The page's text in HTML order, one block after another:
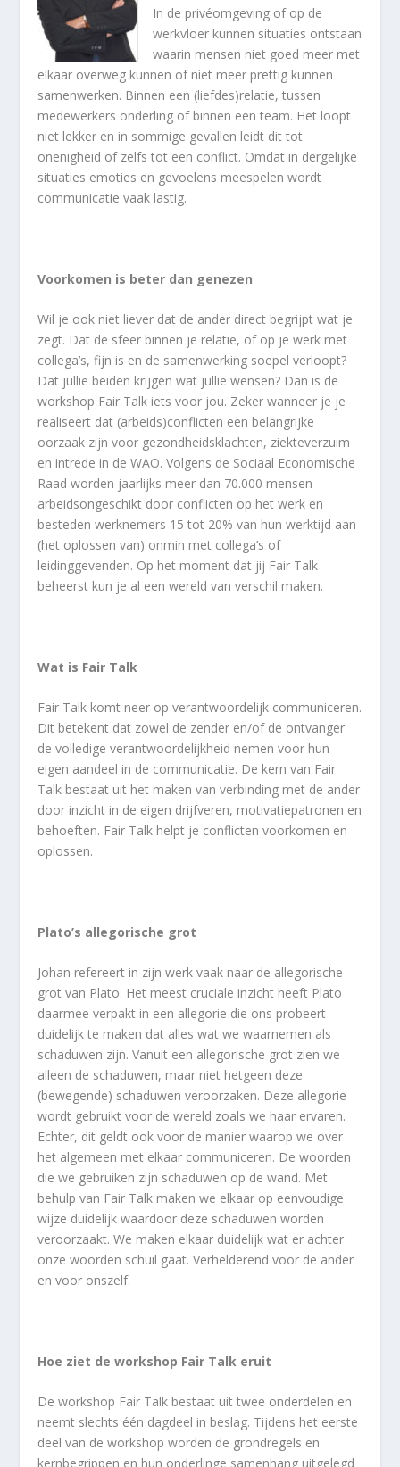
In de privéomgeving of op de
werkvloer kunnen situaties ontstaan
waarin mensen niet goed meer met
elkaar overweg kunnen of niet meer prettig kunnen
samenwerken. Binnen een (liefdes)relatie, tussen
medewerkers onderling of binnen een team. Het loopt
niet lekker en in sommige gevallen leidt dit tot
onenigheid of zelfs tot een conflict. Omdat in dergelijke
situaties emoties en gevoelens meespelen wordt
communicatie vaak lastig.
Voorkomen is beter dan genezen
Wil je ook niet liever dat de ander direct begrijpt wat je
zegt. Dat de sfeer binnen je relatie, of op je werk met
collega’s, fijn is en de samenwerking soepel verloopt?
Dat jullie beiden krijgen wat jullie wensen? Dan is de
workshop Fair Talk iets voor jou. Zeker wanneer je je
realiseert dat (arbeids)conflicten een belangrijke
oorzaak zijn voor gezondheidsklachten, ziekteverzuim
en intrede in de WAO. Volgens de Sociaal Economische
Raad worden jaarlijks meer dan 70.000 mensen
arbeidsongeschikt door conflicten op het werk en
besteden werknemers 15 tot 20% van hun werktijd aan
(het oplossen van) onmin met collega’s of
leidinggevenden. Op het moment dat jij Fair Talk
beheerst kun je al een wereld van verschil maken.
Wat is Fair Talk
Fair Talk komt neer op verantwoordelijk communiceren.
Dit betekent dat zowel de zender en/of de ontvanger
de volledige verantwoordelijkheid nemen voor hun
eigen aandeel in de communicatie. De kern van Fair
Talk bestaat uit het maken van verbinding met de ander
door inzicht in de eigen drijfveren, motivatiepatronen en
behoeften. Fair Talk helpt je conflicten voorkomen en
oplossen.
Plato’s allegorische grot
Johan refereert in zijn werk vaak naar de allegorische
grot van Plato. Het meest cruciale inzicht heeft Plato
daarmee verpakt in een allegorie die ons probeert
duidelijk te maken dat alles wat we waarnemen als
schaduwen zijn. Vanuit een allegorische grot zien we
alleen de schaduwen, maar niet hetgeen deze
(bewegende) schaduwen veroorzaken. Deze allegorie
wordt gebruikt voor de wereld zoals we haar ervaren.
Echter, dit geldt ook voor de manier waarop we over
het algemeen met elkaar communiceren. De woorden
die we gebruiken zijn schaduwen op de wand. Met
behulp van Fair Talk maken we elkaar op eenvoudige
wijze duidelijk waardoor deze schaduwen worden
veroorzaakt. We maken elkaar duidelijk wat er achter
onze woorden schuil gaat. Verhelderend voor de ander
en voor onszelf.
Hoe ziet de workshop Fair Talk eruit
De workshop Fair Talk bestaat uit twee onderdelen en
neemt slechts één dagdeel in beslag. Tijdens het eerste
deel van de workshop worden de grondregels en
kernbegrippen en hun onderlinge samenhang uitgelegd